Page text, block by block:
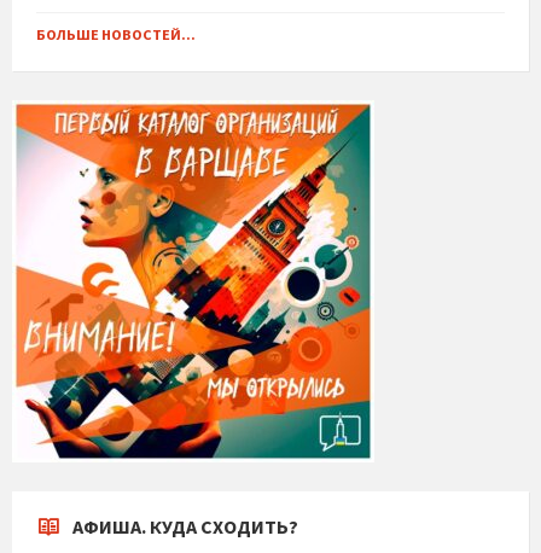
БОЛЬШЕ НОВОСТЕЙ...
АФИША. КУДА СХОДИТЬ?